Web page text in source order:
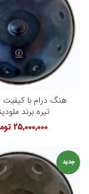
هنگ درام با
تیره برند
25,000,000
جدید